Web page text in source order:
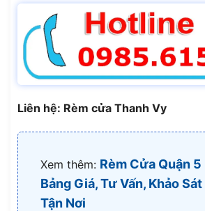
Liên hệ: Rèm cửa Thanh Vy
Xem thêm: Rèm Cửa Quận 5
Bảng Giá, Tư Vấn, Khảo
Tận Nơi